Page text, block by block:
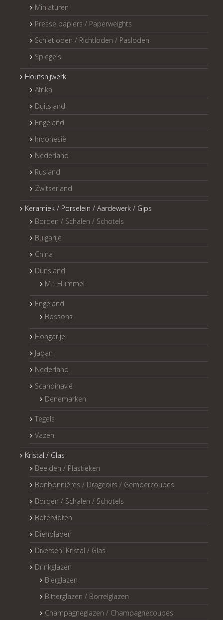
Miniaturen
Presse papiers / Paperweights
Schietloden / Richtloden / Pasloden
Spiegels
Houtsnijwerk
Afrika
Duitsland
Engeland
Indonesië
Nederland
Rusland
Zwitserland
Keramiek / Porselein / Aardewerk / Gips
Borden / Schalen / Schotels
Bulgarije
China
Duitsland
M.I. Hummel
Engeland
Bossons
Hongarije
Japan
Nederland
Scandinavië
Denemarken
Tegels
Vazen
Kristal / Glas
Beelden / Plastieken
Bonbonnières / Drageoirs / Gembercoupes
Borden / Schalen / Schotels
Botervloten
Dienbladen
Diversen: Kristal / Glas
Drinkglazen
Bierglazen
Bitterglazen / Borrelglazen
Champagneglazen / Champagnecoupes